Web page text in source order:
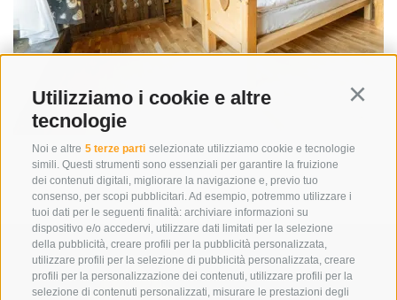
Utilizziamo i cookie e altre
tecnologie
Noi e altre 5 terze parti selezionate utilizziamo cookie e tecnologie
simili. Questi strumenti sono essenziali per garantire la fruizione
dei contenuti digitali, migliorare la navigazione e, previo tuo
consenso, per scopi pubblicitari. Ad esempio, potremmo utilizzare i
tuoi dati per le seguenti finalità: archiviare informazioni su
dispositivo e/o accedervi, utilizzare dati limitati per la selezione
della pubblicità, creare profili per la pubblicità personalizzata,
utilizzare profili per la selezione di pubblicità personalizzata, creare
profili per la personalizzazione dei contenuti, utilizzare profili per la
selezione di contenuti personalizzati, misurare le prestazioni degli